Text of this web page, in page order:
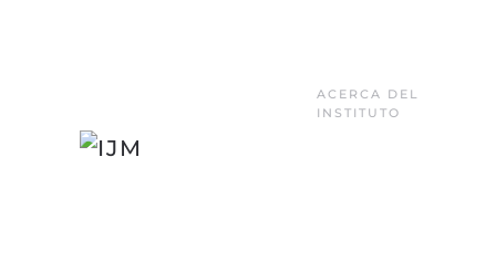
ACERCA DEL
INSTITUTO